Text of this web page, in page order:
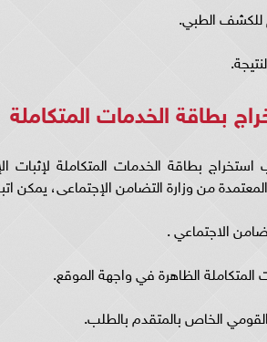
بطاقة الخدمات المتكاملة
بطاقة الخدمات المتكاملة لإثبات
من وزارة التضامن الإجتماعى، يمكن